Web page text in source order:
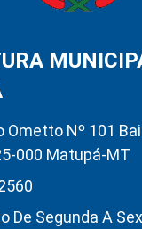
Ometto Nº 101
000 Matupá-MT
De Segunda A